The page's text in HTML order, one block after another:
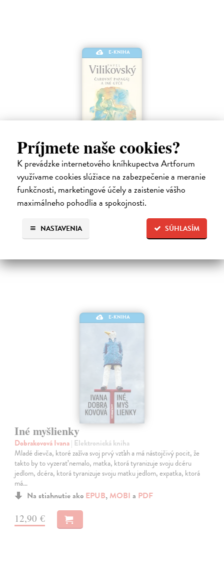
Príjmete naše cookies?
K prevádzke internetového kníhkupectva Artforum
využívame cookies slúžiace na zabezpečenie a meranie
funkčnosti, marketingové účely a zaistenie vášho
maximálneho pohodlia a spokojnosti.
SÚHLASÍM
NASTAVENIA
E-KNIHA
Čarovný papagáj a iné gýče
Vilikovský Pavel| Elektronická kniha
Čarovný papagáj a iné gýče je zbierka ôsmich poviedok. Okrem
typických autorových textov sú súčasťou zbierky aj iné zvláštne
poviedky.
PDF
10,49 €
E-KNIHA
Iné myšlienky
Dobrakovová Ivana| Elektronická kniha
Mladé dievča, ktoré zažíva svoj prvý vzťah a má nástojčivý pocit, že
takto by to vyzerať nemalo, matka, ktorá tyranizuje svoju dcéru
jedlom, dcéra, ktorá tyranizuje svoju matku jedlom, expatka, ktorá
má…
Na stiahnutie ako EPUB, MOBI a PDF
12,90 €